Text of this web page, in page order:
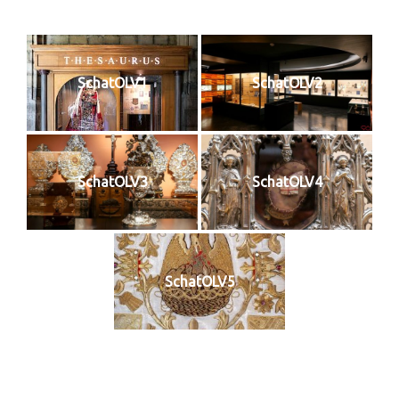
SchatOLV1 SchatOLV2
SchatOLV3 SchatOLV4
SchatOLV5